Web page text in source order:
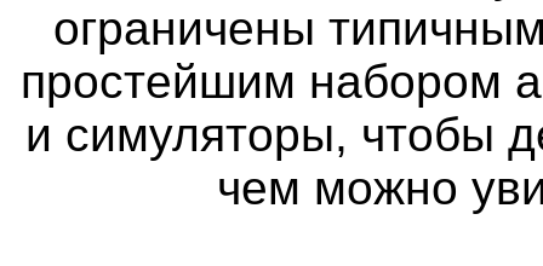
ограничены
простейшим набором
и симуляторы, чтобы
чем можно